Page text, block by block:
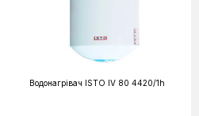
Водонагрівач ISTO IV 80 4420/1h